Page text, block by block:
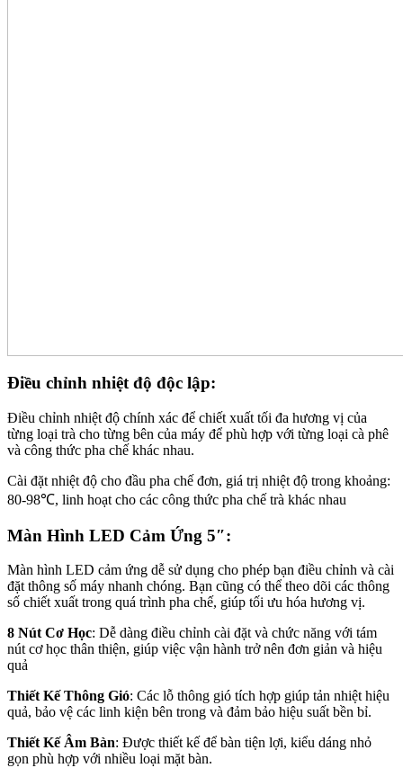
Điều chỉnh nhiệt độ độc lập:
Điều chỉnh nhiệt độ chính xác để chiết xuất tối đa hương vị của
từng loại trà cho từng bên của máy để phù hợp với từng loại cà phê
và công thức pha chế khác nhau.
Cài đặt nhiệt độ cho đầu pha chế đơn, giá trị nhiệt độ trong khoảng:
80-98℃, linh hoạt cho các công thức pha chế trà khác nhau
Màn Hình LED Cảm Ứng 5″:
Màn hình LED cảm ứng dễ sử dụng cho phép bạn điều chỉnh và cài
đặt thông số máy nhanh chóng. Bạn cũng có thể theo dõi các thông
số chiết xuất trong quá trình pha chế, giúp tối ưu hóa hương vị.
8 Nút Cơ Học: Dễ dàng điều chỉnh cài đặt và chức năng với tám
nút cơ học thân thiện, giúp việc vận hành trở nên đơn giản và hiệu
quả
Thiết Kế Thông Gió: Các lỗ thông gió tích hợp giúp tản nhiệt hiệu
quả, bảo vệ các linh kiện bên trong và đảm bảo hiệu suất bền bỉ.
Thiết Kế Âm Bàn: Được thiết kế để bàn tiện lợi, kiểu dáng nhỏ
gọn phù hợp với nhiều loại mặt bàn.